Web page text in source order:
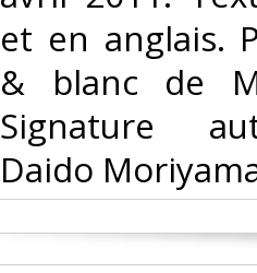
et en anglais.
& blanc de
Signature
Daido